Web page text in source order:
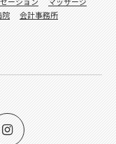
院
会計事務所